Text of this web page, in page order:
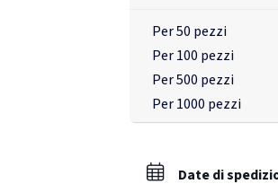
Per 50 pezzi
Per 100 pezzi
Per 500 pezzi
Per 1000 pezzi
Date di